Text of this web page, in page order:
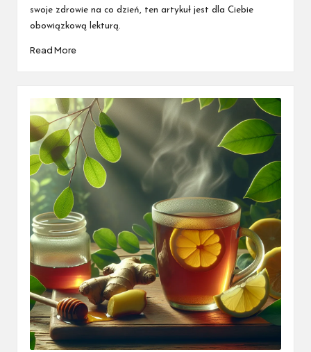
swoje zdrowie na co dzień, ten artykuł jest dla Ciebie
obowiązkową lekturą.
Read More